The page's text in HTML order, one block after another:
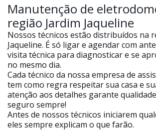
Manutenção de
região Jardim Jaqueline
Nossos técnicos estão distribuídos na
Jaqueline. É só ligar e agendar com
visita técnica para diagnosticar e se
no mesmo dia.
Cada técnico da nossa empresa de
tem como regra respeitar sua casa e
atenção aos detalhes garante
seguro sempre!
Antes de nossos técnicos iniciarem
eles sempre explicam o que farão.